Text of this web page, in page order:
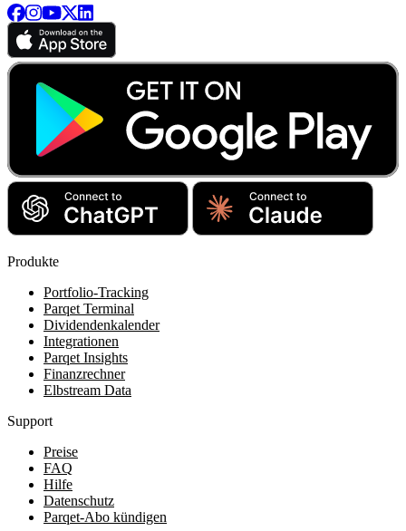
Produkte
Portfolio-Tracking
Parqet Terminal
Dividendenkalender
Integrationen
Parqet Insights
Finanzrechner
Elbstream Data
Support
Preise
FAQ
Hilfe
Datenschutz
Parqet-Abo kündigen